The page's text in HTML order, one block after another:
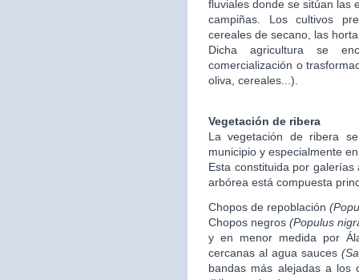
fluviales donde se sitúan las
campiñas. Los cultivos
cereales de secano, las
Dicha agricultura se
comercialización o
oliva, cereales...).
Vegetación de ribera
La vegetación de ribera
municipio y especialmente
Esta constituida por
arbórea está compuesta
Chopos de repoblación
Chopos negros (Populus
y en menor medida por
cercanas al agua sauces
bandas más alejadas a los